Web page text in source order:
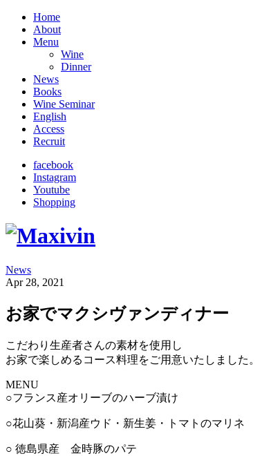
Home
About
Menu
Wine
Dinner
News
Books
Wine Seminar
English
Access
Recruit
facebook
Instagram
Youtube
Shopping
News
Apr 28, 2021
お家でマクシヴァンディナー
こだわり生産者さんの素材を使用し
お家で楽しめるコース料理をご用意いたしました。
MENU
○フランス産オリーブのハーブ漬け
○花山葵・新潟産ウド・新生姜・トマトのマリネ
○ 徳島県産 金時豚のパテ